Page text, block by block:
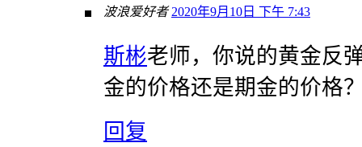
波浪爱好者 2020年9月10日 下午 7:43
斯彬老师，你说的黄金反
金的价格还是期金的价格
回复